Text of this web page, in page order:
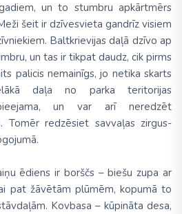
un to stumbru apkārtmērs
šeit ir dzīvesvieta gandrīz visiem
Baltkrievijas daļā dzīvo ap
un tas ir tikpat daudz, cik pirms
palicis nemainīgs, jo netika skarts
daļa no parka teritorijas
un var arī neredzēt
Tomēr redzēsiet savvaļas zirgus-
ēdiens ir borščs – biešu zupa ar
pat žāvētām plūmēm, kopumā to
Kovbasa – kūpināta desa,